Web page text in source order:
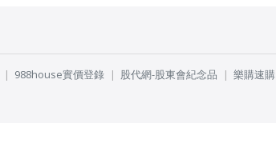
988house實價登錄 股代網-股東會紀念品
樂購速購